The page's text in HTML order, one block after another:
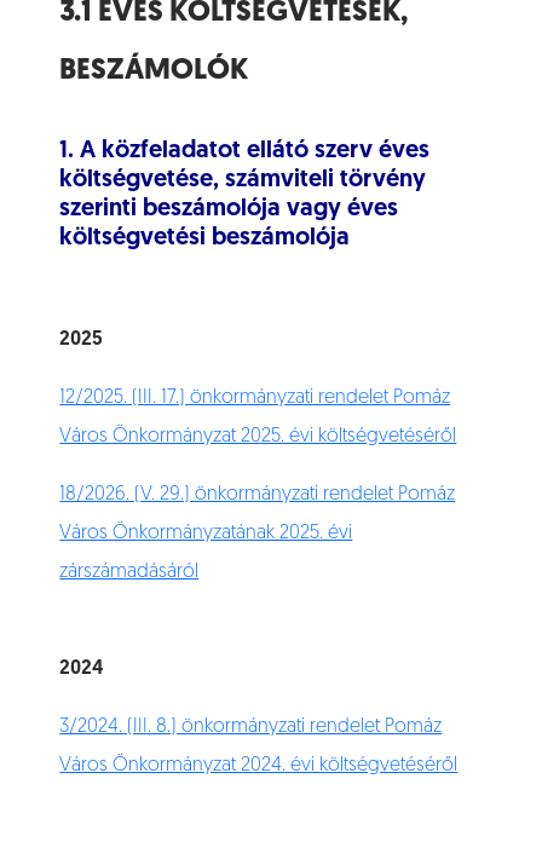
3.1 ÉVES KÖLTSÉGVETÉSEK,
BESZÁMOLÓK
1. A közfeladatot ellátó szerv éves
költségvetése, számviteli törvény
szerinti beszámolója vagy éves
költségvetési beszámolója
2025
12/2025. (III. 17.) önkormányzati rendelet Pomáz
Város Önkormányzat 2025. évi költségvetéséről
18/2026. (V. 29.) önkormányzati rendelet Pomáz
Város Önkormányzatának 2025. évi
zárszámadásáról
2024
3/2024. (III. 8.) önkormányzati rendelet Pomáz
Város Önkormányzat 2024. évi költségvetéséről